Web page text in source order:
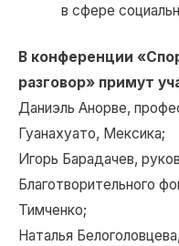
в сфере
В конференции
разговор» примут
Даниэль Анорве,
Гуанахуато, Мексика;
Игорь Барадачев,
Благотворительного
Тимченко;
Наталья